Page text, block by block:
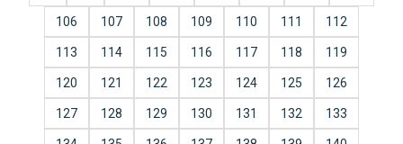
106 107 108 109 110 111 112
113 114 115 116 117 118 119
120 121 122 123 124 125 126
127 128 129 130 131 132 133